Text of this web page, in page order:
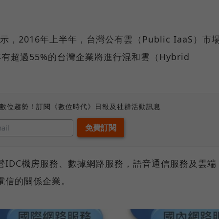
，2016年上半年，台灣公有雲（Public IaaS）市
超過55%的台灣企業將進行混和雲（Hybrid
位趨勢！訂閱《數位時代》日報及社群活動訊息
機房服務、數據網路服務，語音通信服務及雲端
的關係企業。